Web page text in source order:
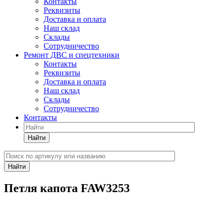
Реквизиты
Доставка и оплата
Наш склад
Склады
Сотрудничество
Ремонт ДВС и спецтехники
Контакты
Реквизиты
Доставка и оплата
Наш склад
Склады
Сотрудничество
Контакты
Найти
Найти
Петля капота FAW3253